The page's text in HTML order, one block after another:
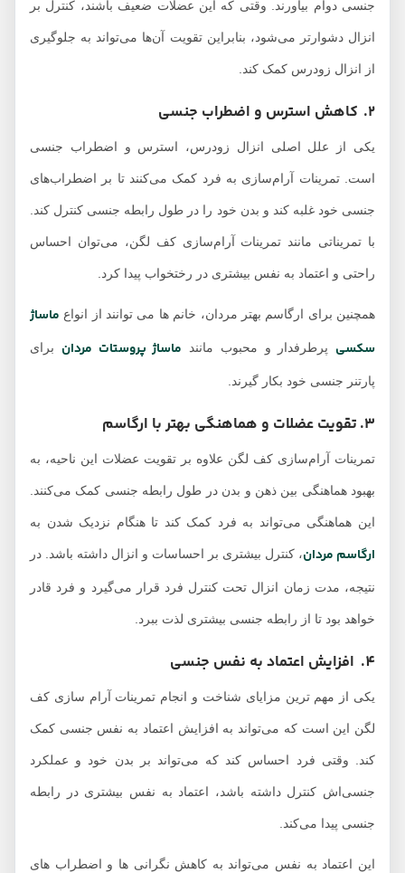
جنسی دوام بیاورند. وقتی که این عضلات ضعیف باشند، کنترل بر
انزال دشوارتر می‌شود، بنابراین تقویت آن‌ها می‌تواند به جلوگیری
از انزال زودرس کمک کند.
یکی از علل اصلی انزال زودرس، استرس و اضطراب جنسی
است. تمرینات آرام‌سازی به فرد کمک می‌کنند تا بر اضطراب‌های
جنسی خود غلبه کند و بدن خود را در طول رابطه جنسی کنترل کند.
با تمریناتی مانند تمرینات آرام‌سازی کف لگن، می‌توان احساس
راحتی و اعتماد به نفس بیشتری در رختخواب پیدا کرد.
همچنین برای ارگاسم بهتر مردان، خانم ها می توانند از انواع ماساژ
سکسیپرطرفدار و محبوب مانندماساژ پروستات مردانبرای
پارتنر جنسی خود بکار گیرند.
تمرینات آرام‌سازی کف لگن علاوه بر تقویت عضلات این ناحیه، به
بهبود هماهنگی بین ذهن و بدن در طول رابطه جنسی کمک می‌کنند.
این هماهنگی می‌تواند به فرد کمک کند تا هنگام نزدیک شدن به
ارگاسم مردان، کنترل بیشتری بر احساسات و انزال داشته باشد. در
نتیجه، مدت زمان انزال تحت کنترل فرد قرار می‌گیرد و فرد قادر
خواهد بود تا از رابطه جنسی بیشتری لذت ببرد.
یکی از مهم‌ ترین مزایای شناخت و انجام تمرینات آرام‌ سازی کف
لگن این است که می‌تواند به افزایش اعتماد به نفس جنسی کمک
کند. وقتی فرد احساس کند که می‌تواند بر بدن خود و عملکرد
جنسی‌اش کنترل داشته باشد، اعتماد به نفس بیشتری در رابطه
جنسی پیدا می‌کند.
این اعتماد به نفس می‌تواند به کاهش نگرانی‌ ها و اضطراب‌ های